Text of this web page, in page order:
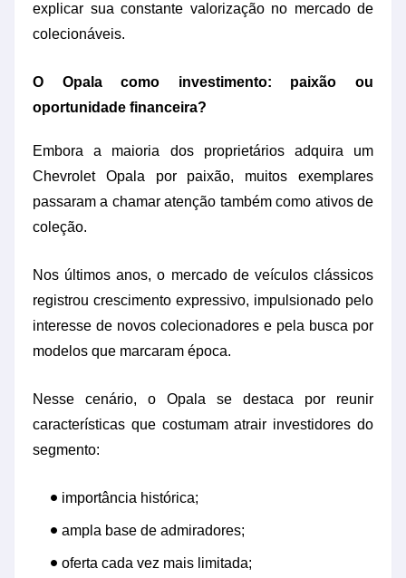
explicar sua constante valorização no mercado de
colecionáveis.
O Opala como investimento: paixão ou
oportunidade financeira?
Embora a maioria dos proprietários adquira um
Chevrolet Opala por paixão, muitos exemplares
passaram a chamar atenção também como ativos de
coleção.
Nos últimos anos, o mercado de veículos clássicos
registrou crescimento expressivo, impulsionado pelo
interesse de novos colecionadores e pela busca por
modelos que marcaram época.
Nesse cenário, o Opala se destaca por reunir
características que costumam atrair investidores do
segmento:
importância histórica;
ampla base de admiradores;
oferta cada vez mais limitada;